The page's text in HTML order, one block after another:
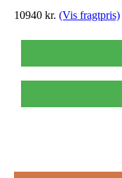
10940 kr. (Vis fragtpris)